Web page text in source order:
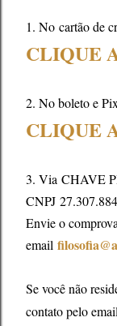
1. No cartão de
CLIQUE
2. No boleto e
CLIQUE
3. Via CHAVE
CNPJ
Envie o
email
Se você não
contato pelo